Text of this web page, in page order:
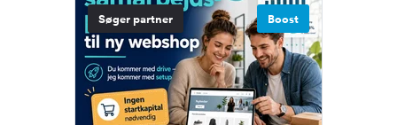
Søger partner Boost